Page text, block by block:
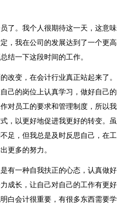
了。我个人很期待这一天，这意味
，我在公司的发展达到了一个更高
结一下这段时间的工作。
改变，在会计行业真正站起来了。
己的岗位上认真学习，做好自己的
对员工的要求和管理制度，所以我
，以更好地促进我更好的转变。虽
足，但我总是及时反思自己，在工
更多的努力。
有一种自我扶正的心态，认真做好
成长，让自己对自己的工作有更好
白会计很重要，有很多东西需要学